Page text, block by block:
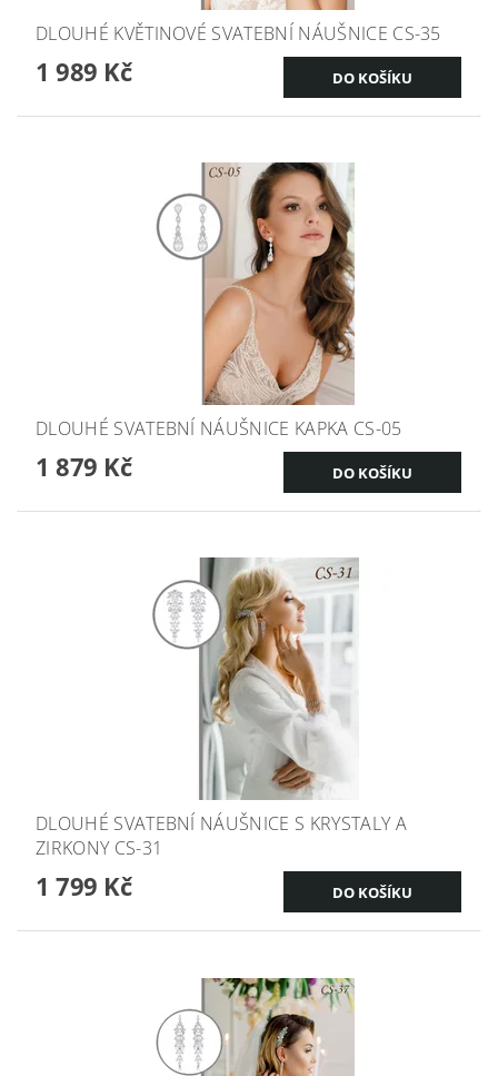
DLOUHÉ KVĚTINOVÉ SVATEBNÍ NÁUŠNICE CS-35
1 989 Kč
DLOUHÉ SVATEBNÍ NÁUŠNICE KAPKA CS-05
1 879 Kč
DLOUHÉ SVATEBNÍ NÁUŠNICE S KRYSTALY A
ZIRKONY CS-31
1 799 Kč